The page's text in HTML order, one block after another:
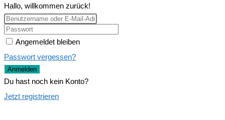
Hallo, willkommen zurück!
Angemeldet bleiben
Passwort vergessen?
Anmelden
Du hast noch kein Konto?
Jetzt registrieren